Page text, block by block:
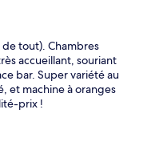
tout). Chambres
accueillant, souriant
bar. Super variété au
et machine à oranges
prix !